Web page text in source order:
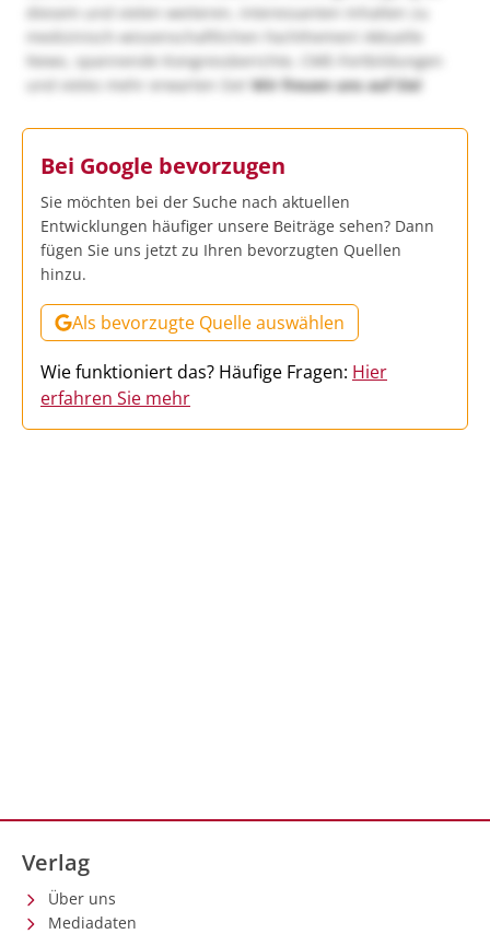
diesem und vielen weiteren, interessanten Inhalten zu
medizinisch-wissenschaftlichen Fachthemen! Aktuelle
News, spannende Kongressberichte, CME-Fortbildungen
und vieles mehr erwarten Sie!Wir freuen uns auf Sie!
Bei Google bevorzugen
Sie möchten bei der Suche nach aktuellen
Entwicklungen häufiger unsere Beiträge sehen? Dann
fügen Sie uns jetzt zu Ihren bevorzugten Quellen
hinzu.
Als bevorzugte Quelle auswählen
Wie funktioniert das? Häufige Fragen: Hier
erfahren Sie mehr
Verlag
Über uns
Mediadaten